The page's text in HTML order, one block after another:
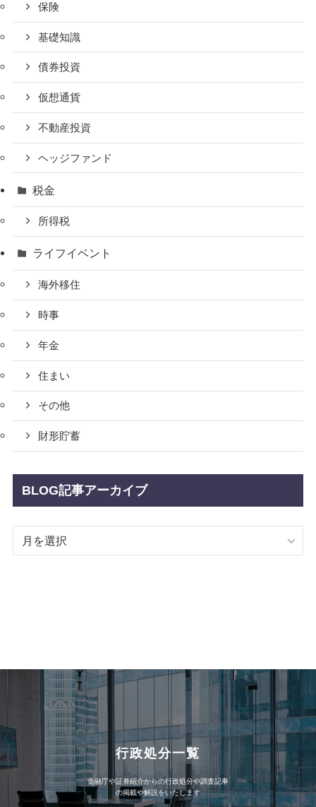
保険
基礎知識
債券投資
仮想通貨
不動産投資
ヘッジファンド
税金
所得税
ライフイベント
海外移住
時事
年金
住まい
その他
財形貯蓄
BLOG記事アーカイブ
BLOG
行政処分一覧
金融庁や証券紹介からの行政処分や調査記事
の掲載や解説をいたします